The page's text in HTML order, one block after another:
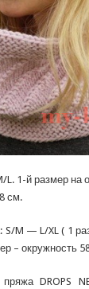
1-й размер на
см.
M — L/XL ( 1
– окружность
DROPS